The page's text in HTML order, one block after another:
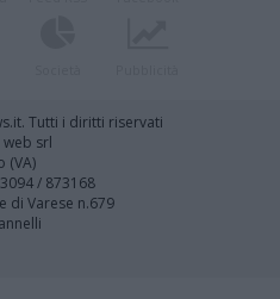
Tutti i diritti riservati
web srl
(VA)
/ 873168
di Varese n.679